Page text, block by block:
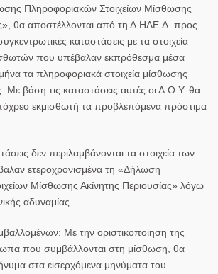
Πληροφοριακών Στοιχείων Μίσθωσης
θα αποστέλλονται από τη Δ.ΗΛΕ.Δ. προς
καταστάσεις με τα στοιχεία
που υπέβαλαν εκπρόθεσμα μέσα
τα πληροφοριακά στοιχεία μίσθωσης
Με βάση τις καταστάσεις αυτές οι Δ.Ο.Υ. θα
εκμισθωτή τα προβλεπόμενα πρόστιμα
δεν περιλαμβάνονται τα στοιχεία των
ετεροχρονισμένα τη «Δήλωση
Μίσθωσης Ακίνητης Περιουσίας» λόγω
αδυναμίας.
Με την οριστικοποίηση της
που συμβάλλονται στη μίσθωση, θα
στα εισερχόμενα μηνύματα του